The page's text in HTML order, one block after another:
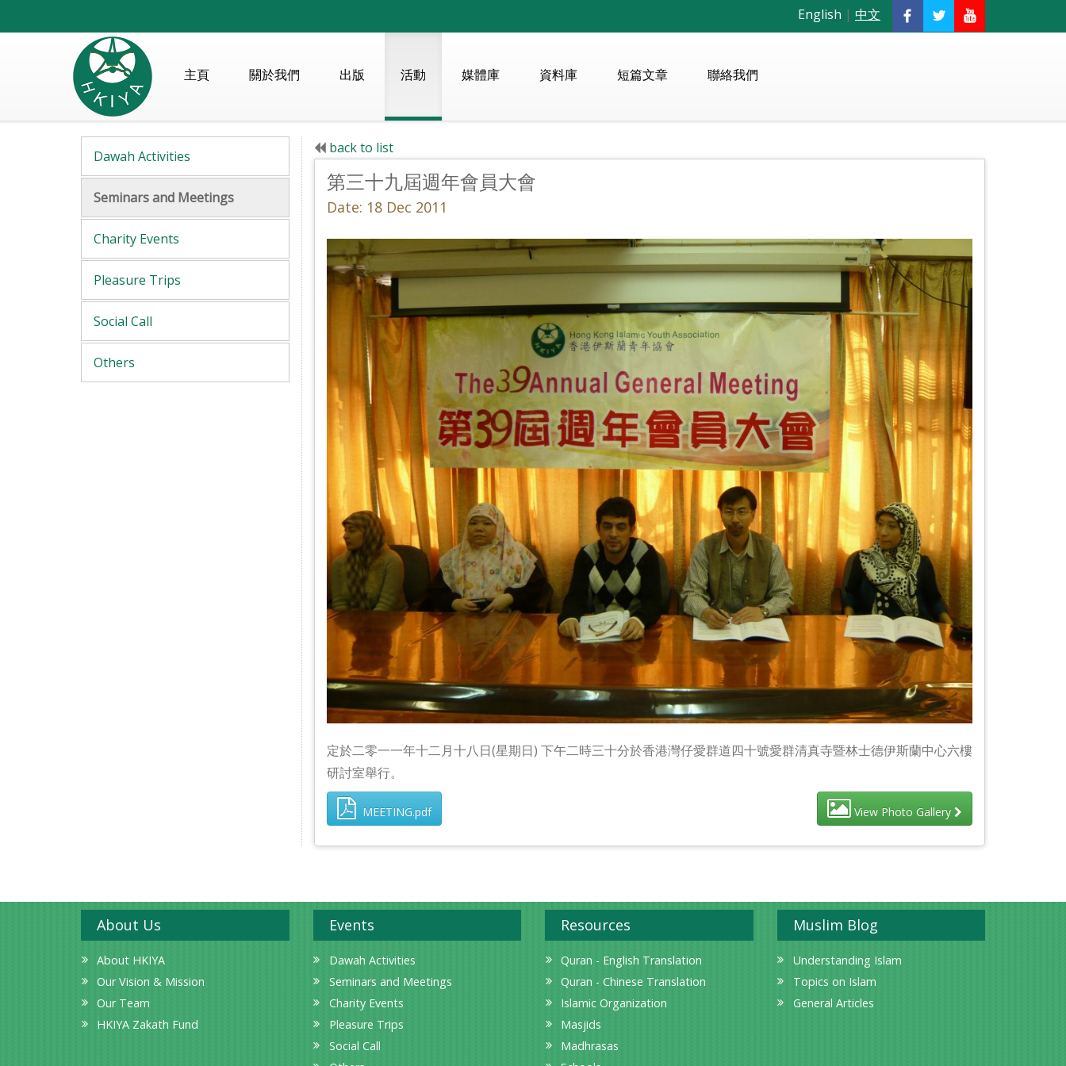
English | 中文
主頁 關於我們 出版 活動 媒體庫 資料庫 短篇文章 聯絡我們
Dawah Activities
Seminars and Meetings
Charity Events
Pleasure Trips
Social Call
Others
back to list
第三十九屆週年會員大會
Date: 18 Dec 2011
定於二零一一年十二月十八日(星期日) 下午二時三十分於香港灣仔愛群道四十號愛群清真寺暨林士德伊斯蘭中心六樓
研討室舉行。
MEETING.pdf View Photo Gallery
About Us
About HKIYA
Our Vision & Mission
Our Team
HKIYA Zakath Fund
Events
Dawah Activities
Seminars and Meetings
Charity Events
Pleasure Trips
Social Call
Resources
Quran - English Translation
Quran - Chinese Translation
Islamic Organization
Masjids
Madhrasas
Muslim Blog
Understanding Islam
Topics on Islam
General Articles